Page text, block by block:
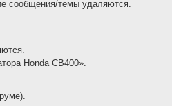
сообщения/темы удаляются.
Honda CB400».